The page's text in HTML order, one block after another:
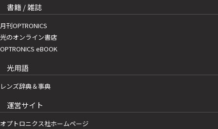
書籍 / 雑誌
月刊OPTRONICS
光のオンライン書店
OPTRONICS eBOOK
光用語
レンズ辞典＆事典
運営サイト
オプトロニクス社ホームページ